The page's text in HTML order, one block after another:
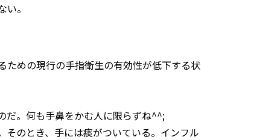
。
ための現行の手指衛生の有効性が低下する状
だ。何も手鼻をかむ人に限らずね^^;
のとき、手には痰がついている。インフル